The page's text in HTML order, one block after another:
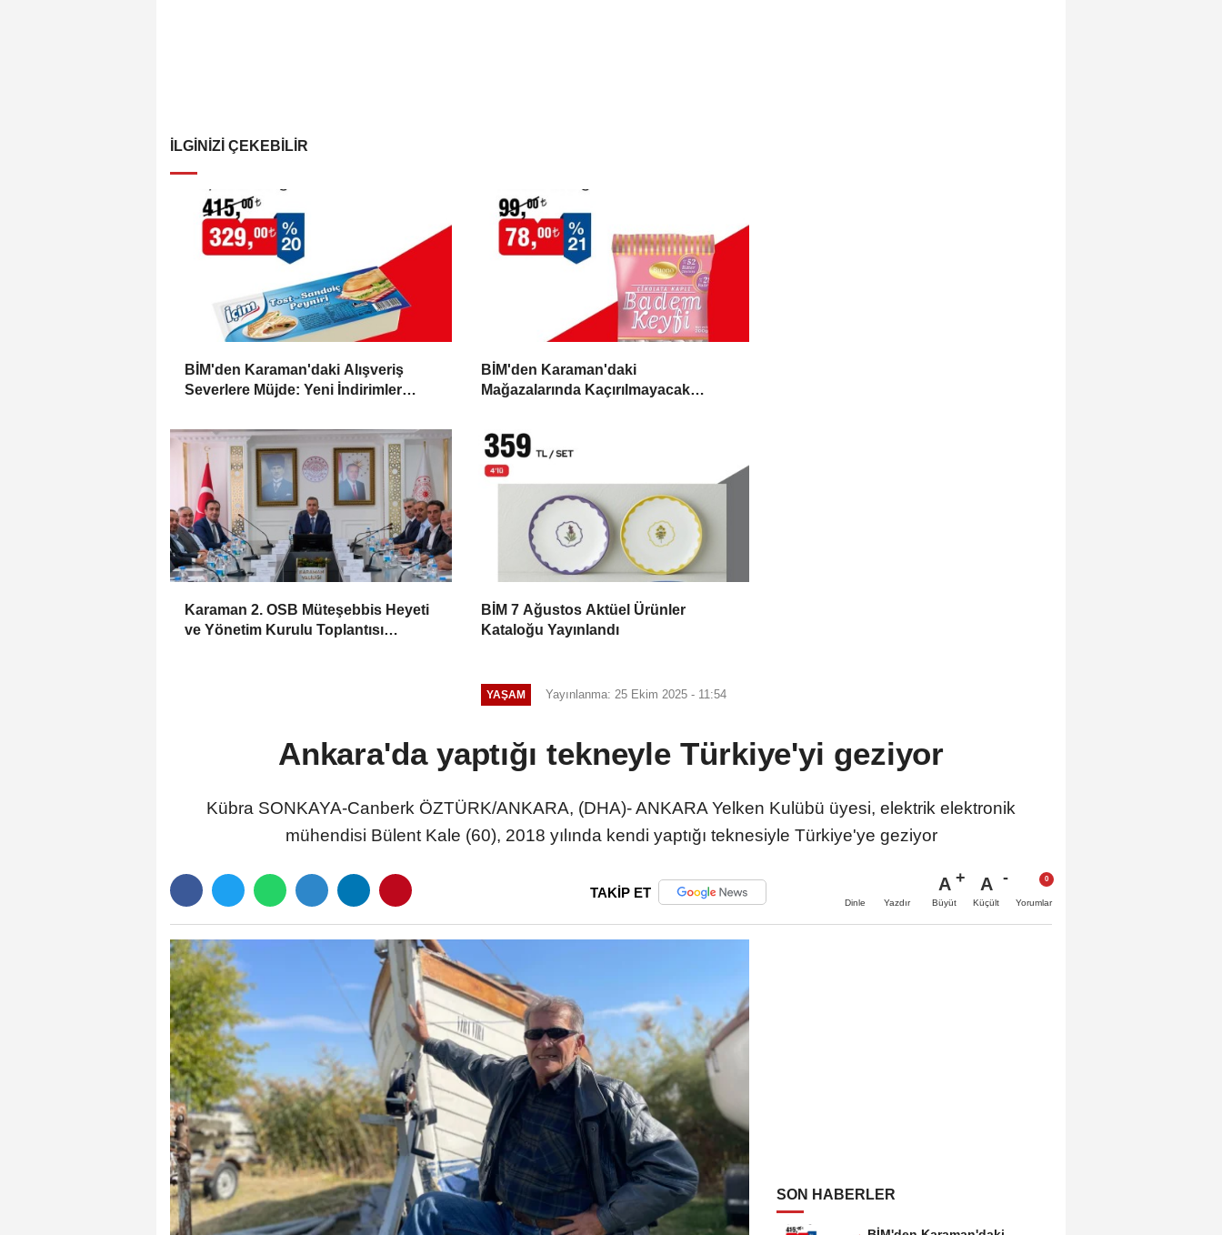
İLGINIZI ÇEKEBILIR
BİM'den Karaman'daki Alışveriş
Severlere Müjde: Yeni İndirimler
BİM'den Karaman'daki
Mağazalarında Kaçırılmayacak
Karaman 2. OSB Müteşebbis Heyeti
ve Yönetim Kurulu Toplantısı
BİM 7 Ağustos Aktüel Ürünler
Kataloğu Yayınlandı
YAŞAM Yayınlanma: 25 Ekim 2025 - 11:54
Ankara'da yaptığı tekneyle Türkiye'yi geziyor
Kübra SONKAYA-Canberk ÖZTÜRK/ANKARA, (DHA)- ANKARA Yelken Kulübü üyesi, elektrik elektronik
mühendisi Bülent Kale (60), 2018 yılında kendi yaptığı teknesiyle Türkiye'ye geziyor
TAKİP ET
Dinle Yazdır
A
Büyüt
A
Küçült Yorumlar
SON HABERLER